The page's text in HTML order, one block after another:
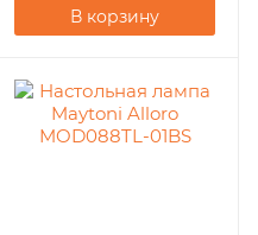
В корзину